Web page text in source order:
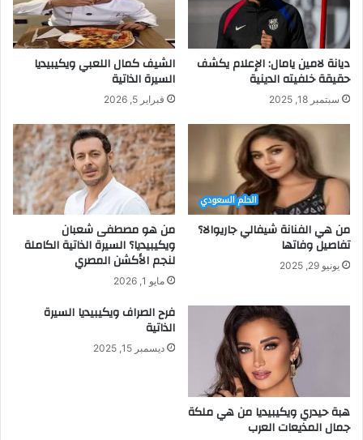
ديانة لامين يامال: الإعلام يكشف
حقيقة خلفيته الدينية
سبتمبر 18, 2025
الشيف كمال اللعبي ويكيبيديا
السيرة الذاتية
فبراير 5, 2026
من هي الفنانة شيفالي جاريوالا؟
تفاصيل وفاتها
يونيو 29, 2025
من هو مصطفى شعبان
ويكيبيديا؟ السيرة الذاتية الكاملة
لنجم الأكشن المصري
مايو 1, 2026
هبة حيدري ويكيبيديا من هي ملكة
جمال المذيعات العرب
فرح الصراف ويكيبيديا السيرة
الذاتية
ديسمبر 15, 2025